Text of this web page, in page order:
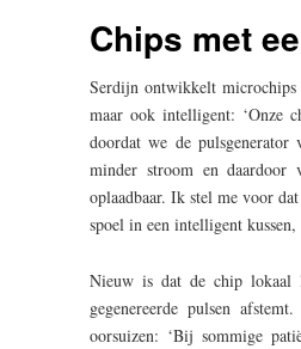
Chips met
Serdijn ontwikkelt
maar ook intelligent: ‘Onze
doordat we de
minder stroom en daardoor
oplaadbaar. Ik stel me voor
spoel in een intelligent
Nieuw is dat de chip lokaal
gegenereerde pulsen
oorsuizen: ‘Bij sommige